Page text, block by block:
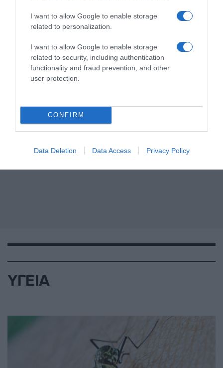
I want to allow Google to enable storage
related to personalization.
I want to allow Google to enable storage
related to security, including authentication
functionality and fraud prevention, and other
user protection.
CONFIRM
Data Deletion Data Access Privacy Policy
ΥΓΕΙΑ